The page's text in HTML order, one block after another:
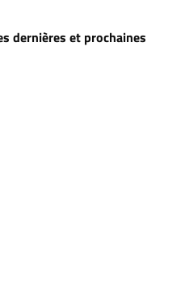
dernières et prochaines